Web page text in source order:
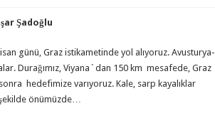
Şadoğlu
günü, Graz istikametinde yol alıyoruz. Avusturya-
Durağımız, Viyana`dan 150 km mesafede, Graz
hedefimize varıyoruz. Kale, sarp kayalıklar
önümüzde…